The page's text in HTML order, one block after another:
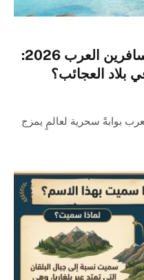
دليل السياحة في الهند للمسافرين العرب 2026:
بلاد العجائب؟
بوابةً سحرية لعالمٍ يمزج